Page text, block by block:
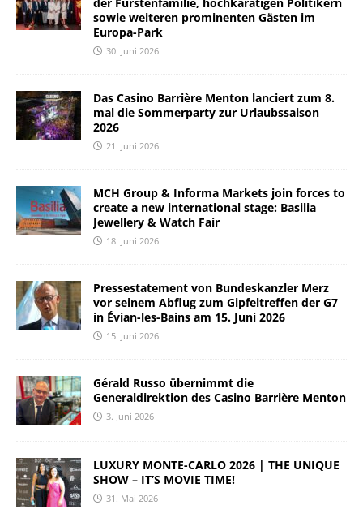
sowie weiteren prominenten Gästen im
Europa-Park
30. Juni 2026
Das Casino Barrière Menton lanciert zum 8.
mal die Sommerparty zur Urlaubssaison
2026
21. Juni 2026
MCH Group & Informa Markets join forces to
create a new international stage: Basilia
Jewellery & Watch Fair
18. Juni 2026
Pressestatement von Bundeskanzler Merz
vor seinem Abflug zum Gipfeltreffen der G7
in Évian-les-Bains am 15. Juni 2026
15. Juni 2026
Gérald Russo übernimmt die
Generaldirektion des Casino Barrière Menton
3. Juni 2026
LUXURY MONTE-CARLO 2026 | THE UNIQUE
SHOW – IT’S MOVIE TIME!
31. Mai 2026